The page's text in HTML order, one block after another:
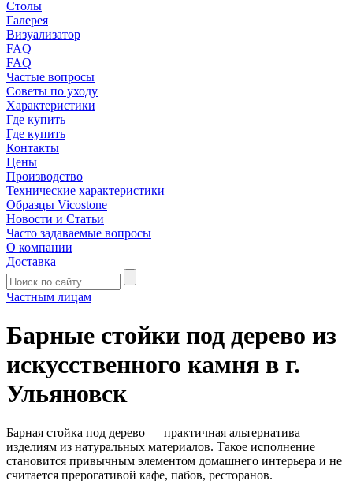
Столы
Галерея
Визуализатор
FAQ
FAQ
Частые вопросы
Советы по уходу
Характеристики
Где купить
Где купить
Контакты
Цены
Производство
Технические характеристики
Образцы Vicostone
Новости и Статьи
Часто задаваемые вопросы
О компании
Доставка
Частным лицам
Барные стойки под дерево из
искусственного камня в г.
Ульяновск
Барная стойка под дерево — практичная альтернатива
изделиям из натуральных материалов. Такое исполнение
становится привычным элементом домашнего интерьера и не
считается прерогативой кафе, пабов, ресторанов.